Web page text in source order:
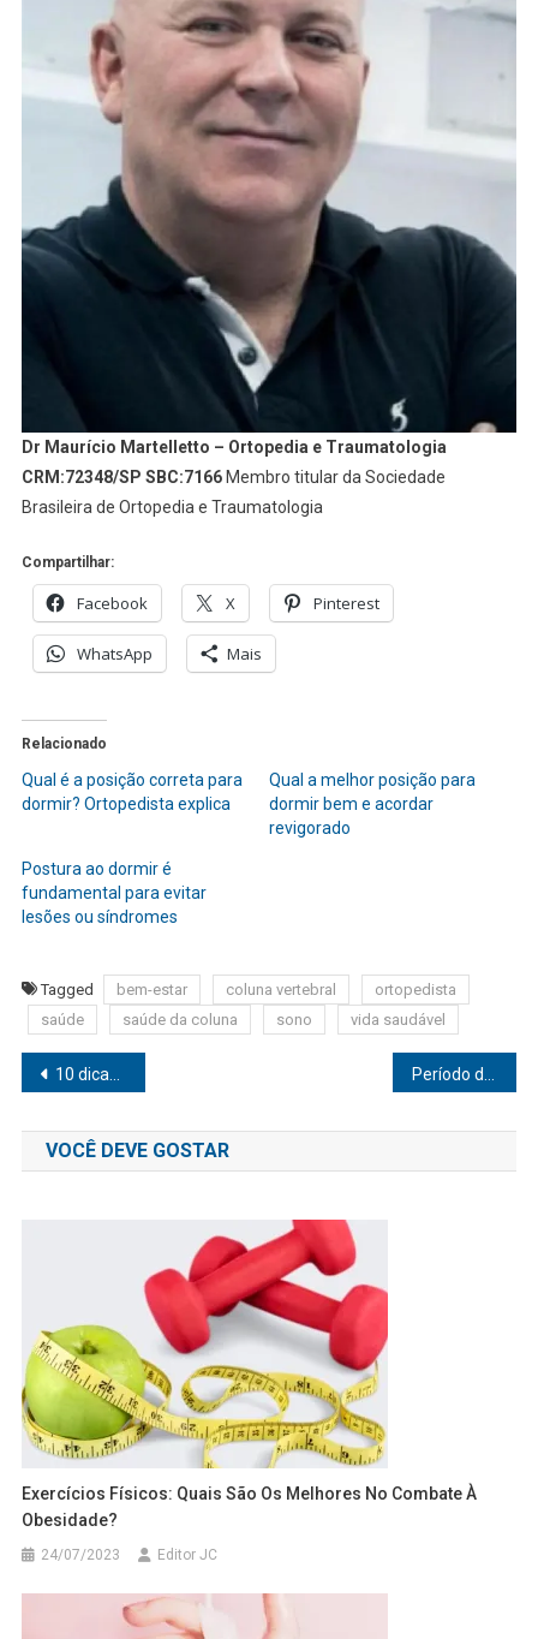
Dr Maurício Martelletto – Ortopedia e Traumatologia
CRM:72348/SP SBC:7166Membro titular da Sociedade
Brasileira de Ortopedia e Traumatologia
Compartilhar:
Facebook X Pinterest
WhatsApp Mais
Relacionado
Qual é a posição correta para
dormir? Ortopedista explica
Qual a melhor posição para
dormir bem e acordar
revigorado
Postura ao dormir é
fundamental para evitar
lesões ou síndromes
Tagged bem-estar coluna vertebral
ortopedista
saúde
saúde da coluna sono vida saudável
Navegação
de
Post
10 dicas para uma cirurgia de mama bem-sucedida
VOCÊ DEVE GOSTAR
Exercícios Físicos: Quais São Os Melhores No Combate À
Obesidade?
24/07/2023 Editor JC